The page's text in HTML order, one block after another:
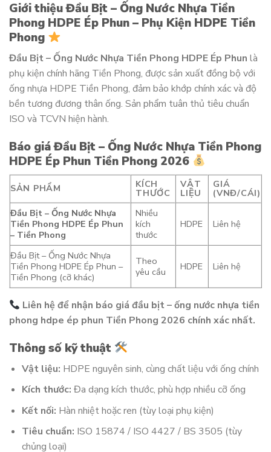
Giới thiệu Đầu Bịt – Ống Nước Nhựa Tiền
Phong HDPE Ép Phun – Phụ Kiện HDPE Tiền
Phong
Đầu Bịt – Ống Nước Nhựa Tiền Phong HDPE Ép Phun là
phụ kiện chính hãng Tiền Phong, được sản xuất đồng bộ với
ống nhựa HDPE Tiền Phong, đảm bảo khớp chính xác và độ
bền tương đương thân ống. Sản phẩm tuân thủ tiêu chuẩn
ISO và TCVN hiện hành.
Báo giá Đầu Bịt – Ống Nước Nhựa Tiền Phong
HDPE Ép Phun Tiền Phong 2026
SẢN PHẨM KÍCH
THƯỚC
VẬT
LIỆU
GIÁ
(VNĐ/CÁI)
Đầu Bịt – Ống Nước Nhựa
Tiền Phong HDPE Ép Phun
– Tiền Phong
Nhiều
kích
thước
HDPE Liên hệ
Đầu Bịt – Ống Nước Nhựa
Tiền Phong HDPE Ép Phun –
Tiền Phong (cỡ khác)
Theo
yêu cầu
HDPE Liên hệ
Liên hệ để nhận báo giá đầu bịt – ống nước nhựa tiền
phong hdpe ép phun Tiền Phong 2026 chính xác nhất.
Thông số kỹ thuật
Vật liệu: HDPE nguyên sinh, cùng chất liệu với ống chính
Kích thước: Đa dạng kích thước, phù hợp nhiều cỡ ống
Kết nối: Hàn nhiệt hoặc ren (tùy loại phụ kiện)
Tiêu chuẩn: ISO 15874 / ISO 4427 / BS 3505 (tùy
chủng loại)